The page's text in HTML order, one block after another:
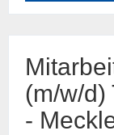
(m/w/d)
-